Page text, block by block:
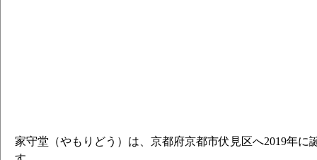
家守堂（やもりどう）は、京都府京都市伏見区へ2019年に